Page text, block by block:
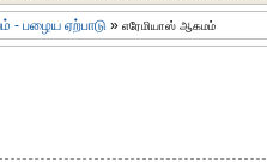
- பழைய ஏற்பாடு » எரேமியாஸ் ஆகமம்